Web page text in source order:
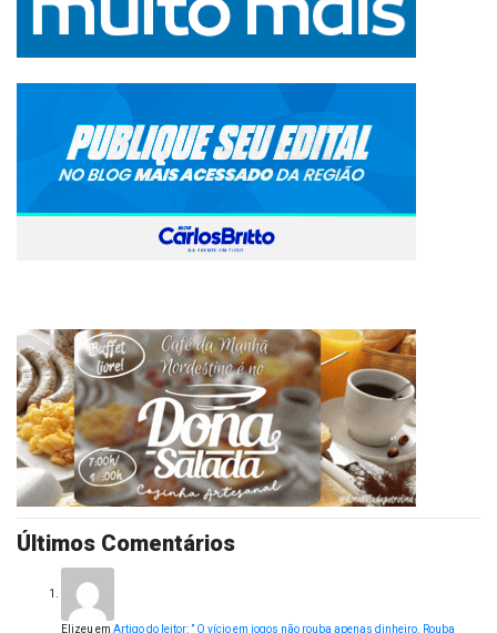
Últimos Comentários
Elizeu em Artigo do leitor: ” O vício em jogos não rouba apenas dinheiro. Rouba